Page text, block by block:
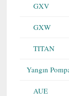
GXV
GXW
TITAN
Yangın
AUE